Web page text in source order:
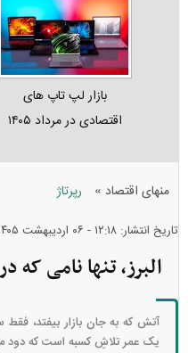
بازار لپ‌ تاپ‌ های
اقتصادی در مرداد ۱۴۰۵
منهای اقتصاد » رپرتاژ
تاریخ انتشار: ۱۲:۱۸ - ۰۶ ارديبهشت ۱۴۰۵
البرز، تنها نامی
آتش که به جان بازار بیفتد،
یک عمر تلاشِ کسبه است که دود